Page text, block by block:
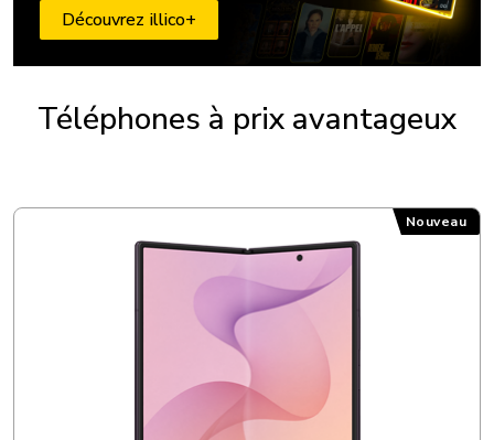
Découvrez illico+
Téléphones à prix avantageux
Samsung Galaxy Z Fold8 Ultra Nouveau